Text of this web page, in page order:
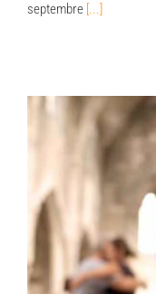
septembre [...]
2016 |